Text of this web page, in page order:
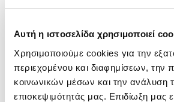
Αυτή η ιστοσελίδα χρησιμοποιεί
Χρησιμοποιούμε cookies για την
περιεχομένου και διαφημίσεων, την
κοινωνικών μέσων και την ανάλυση
επισκεψιμότητάς μας. Επιδίωξη μας